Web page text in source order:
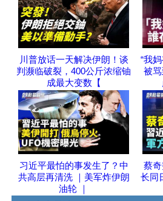
川普放话一天解决伊朗！谈
判濒临破裂，400公斤浓缩铀
成最大变数【
“我
被
习近平最怕的事发生了？中
共高层再清洗 ｜美军炸伊朗
油轮 ｜
蔡
长同